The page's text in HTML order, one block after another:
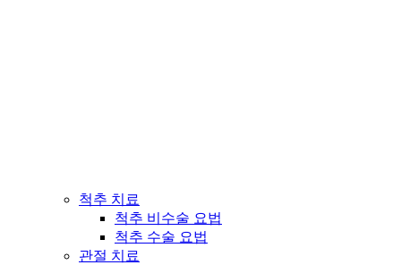
척추 치료
척추 비수술 요법
척추 수술 요법
관절 치료